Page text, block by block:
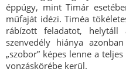
éppúgy, mint Timár
műfaját idézi. Timéa
rábízott feladatot,
szenvedély hiánya
„szobor” képes lenne a
vonzáskörébe kerül.